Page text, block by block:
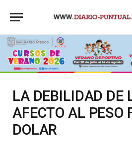
LA DEBILIDAD DE
AFECTO AL PESO
DOLAR